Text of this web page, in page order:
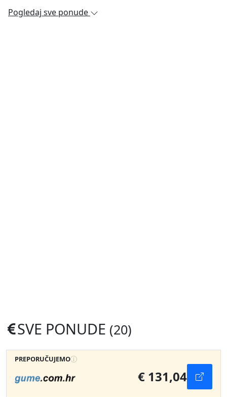
Pogledaj sve ponude
SVE PONUDE (20)
PREPORUČUJEMO
€ 131,04